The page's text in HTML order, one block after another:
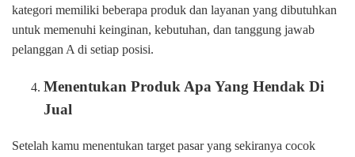
kategori memiliki beberapa produk dan layanan yang dibutuhkan
untuk memenuhi keinginan, kebutuhan, dan tanggung jawab
pelanggan A di setiap posisi.
Menentukan Produk Apa Yang Hendak Di
Jual
Setelah kamu menentukan target pasar yang sekiranya cocok